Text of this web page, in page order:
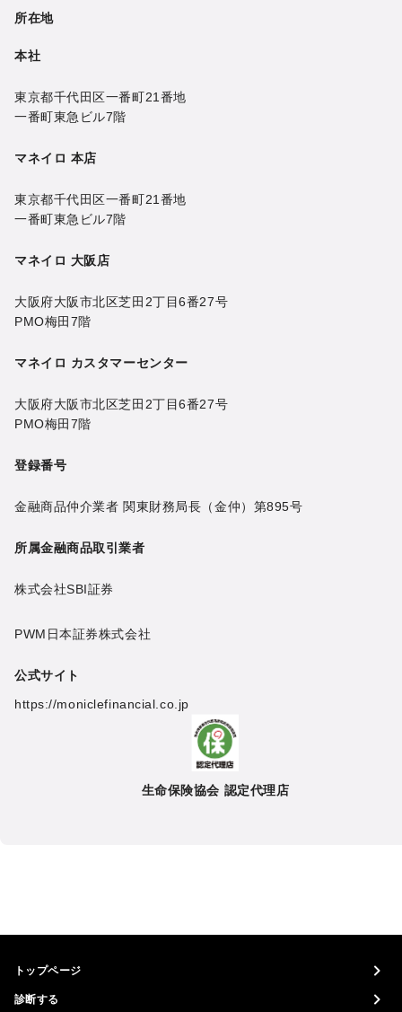
所在地
本社
東京都千代田区一番町21番地
一番町東急ビル7階
マネイロ 本店
東京都千代田区一番町21番地
一番町東急ビル7階
マネイロ 大阪店
大阪府大阪市北区芝田2丁目6番27号
PMO梅田7階
マネイロ カスタマーセンター
大阪府大阪市北区芝田2丁目6番27号
PMO梅田7階
登録番号
金融商品仲介業者 関東財務局長（金仲）第895号
所属金融商品取引業者
株式会社SBI証券
PWM日本証券株式会社
公式サイト
https://moniclefinancial.co.jp
生命保険協会 認定代理店
トップページ
診断する